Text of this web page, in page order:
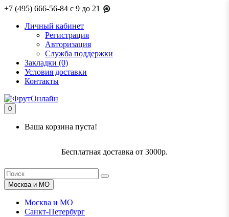
+7 (495) 666-56-84 c 9 до 21
Личный кабинет
Регистрация
Авторизация
Служба поддержки
Закладки (0)
Условия доставки
Контакты
0
Ваша корзина пуста!
Бесплатная доставка от 3000р.
Москва и МО
Москва и МО
Санкт-Петербург